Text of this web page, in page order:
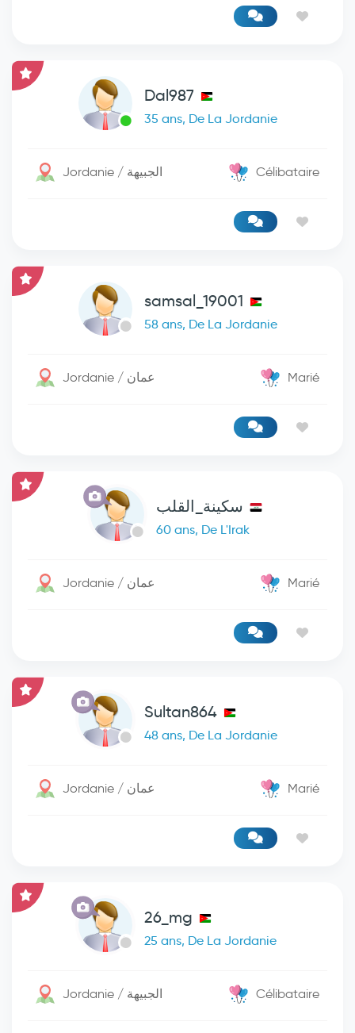
Dal987
35 ans, De La Jordanie
Jordanie / الجبيهة Célibataire
samsal_19001
58 ans, De La Jordanie
Jordanie / عمان Marié
سكينة_القلب
60 ans, De L'Irak
Jordanie / عمان Marié
Sultan864
48 ans, De La Jordanie
Jordanie / عمان Marié
26_mg
25 ans, De La Jordanie
Jordanie / الجبيهة Célibataire